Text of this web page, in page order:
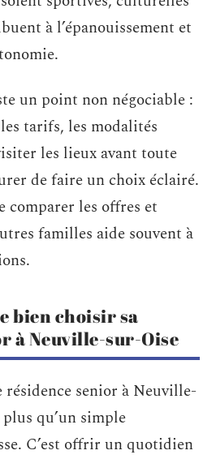
à l’épanouissement et
un point non négociable :
tarifs, les modalités
les lieux avant toute
de faire un choix éclairé.
comparer les offres et
familles aide souvent à
bien choisir sa
à Neuville-sur-Oise
résidence senior à Neuville-
qu’un simple
C’est offrir un quotidien